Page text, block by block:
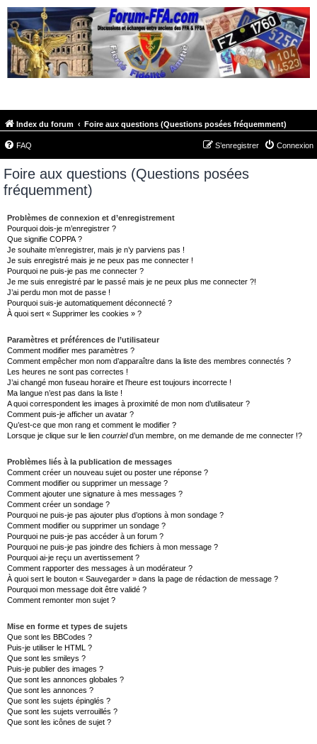
Index du forum Foire aux questions (Questions posées fréquemment)
FAQ Connexion
S’enregistrer
Foire aux questions (Questions posées
fréquemment)
Problèmes de connexion et d’enregistrement
Pourquoi dois-je m’enregistrer ?
Que signifie COPPA ?
Je souhaite m’enregistrer, mais je n’y parviens pas !
Je suis enregistré mais je ne peux pas me connecter !
Pourquoi ne puis-je pas me connecter ?
Je me suis enregistré par le passé mais je ne peux plus me connecter ?!
J’ai perdu mon mot de passe !
Pourquoi suis-je automatiquement déconnecté ?
À quoi sert « Supprimer les cookies » ?
Paramètres et préférences de l’utilisateur
Comment modifier mes paramètres ?
Comment empêcher mon nom d’apparaître dans la liste des membres connectés ?
Les heures ne sont pas correctes !
J’ai changé mon fuseau horaire et l’heure est toujours incorrecte !
Ma langue n’est pas dans la liste !
A quoi correspondent les images à proximité de mon nom d’utilisateur ?
Comment puis-je afficher un avatar ?
Qu’est-ce que mon rang et comment le modifier ?
Lorsque je clique sur le lien courrield’un membre, on me demande de me connecter !?
Problèmes liés à la publication de messages
Comment créer un nouveau sujet ou poster une réponse ?
Comment modifier ou supprimer un message ?
Comment ajouter une signature à mes messages ?
Comment créer un sondage ?
Pourquoi ne puis-je pas ajouter plus d’options à mon sondage ?
Comment modifier ou supprimer un sondage ?
Pourquoi ne puis-je pas accéder à un forum ?
Pourquoi ne puis-je pas joindre des fichiers à mon message ?
Pourquoi ai-je reçu un avertissement ?
Comment rapporter des messages à un modérateur ?
À quoi sert le bouton « Sauvegarder » dans la page de rédaction de message ?
Pourquoi mon message doit être validé ?
Comment remonter mon sujet ?
Mise en forme et types de sujets
Que sont les BBCodes ?
Puis-je utiliser le HTML ?
Que sont les smileys ?
Puis-je publier des images ?
Que sont les annonces globales ?
Que sont les annonces ?
Que sont les sujets épinglés ?
Que sont les sujets verrouillés ?
Que sont les icônes de sujet ?